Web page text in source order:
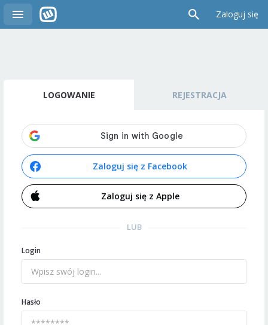
Zaloguj się
LOGOWANIE REJESTRACJA
Zaloguj się z Facebook
Zaloguj się z Apple
LUB
Login
Hasło